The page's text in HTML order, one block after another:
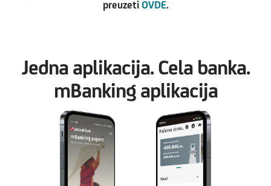
preuzeti OVDE.
Jedna aplikacija. Cela banka.
mBanking aplikacija